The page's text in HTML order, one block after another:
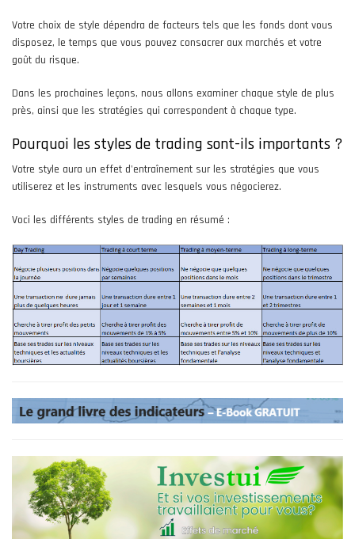
Votre choix de style dépendra de facteurs tels que les fonds dont vous
disposez, le temps que vous pouvez consacrer aux marchés et votre
goût du risque.
Dans les prochaines leçons, nous allons examiner chaque style de plus
près, ainsi que les stratégies qui correspondent à chaque type.
Pourquoi les styles de trading sont-ils importants ?
Votre style aura un effet d'entraînement sur les stratégies que vous
utiliserez et les instruments avec lesquels vous négocierez.
Voci les différents styles de trading en résumé :